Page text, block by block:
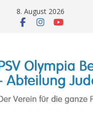
8. August 2026